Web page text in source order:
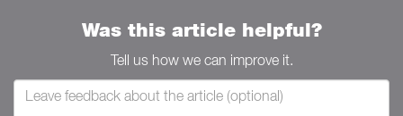
Was this article helpful?
Tell us how we can improve it.